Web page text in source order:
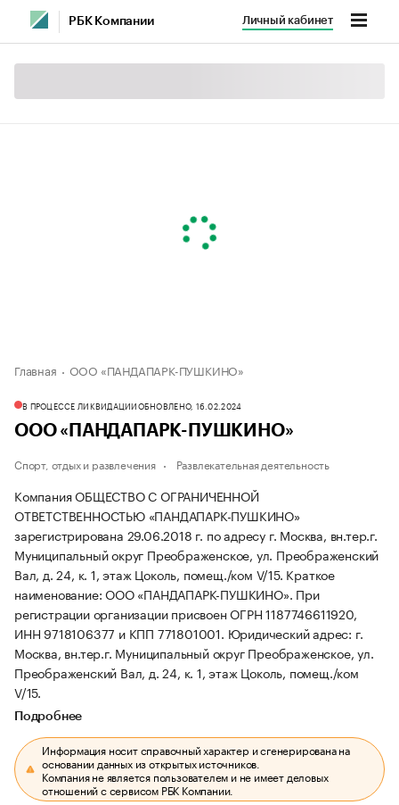
РБК Компании Личный кабинет
Главная ООО «ПАНДАПАРК-ПУШКИНО»
В ПРОЦЕССЕ ЛИКВИДАЦИИОБНОВЛЕНО, 16.02.2024
ООО «ПАНДАПАРК-ПУШКИНО»
Спорт, отдых и развлечения Развлекательная деятельность
Компания ОБЩЕСТВО С ОГРАНИЧЕННОЙ
ОТВЕТСТВЕННОСТЬЮ «ПАНДАПАРК-ПУШКИНО»
зарегистрирована 29.06.2018 г. по адресу г. Москва, вн.тер.г.
Муниципальный округ Преображенское, ул. Преображенский
Вал, д. 24, к. 1, этаж Цоколь, помещ./ком V/15. Краткое
наименование: ООО «ПАНДАПАРК-ПУШКИНО». При
регистрации организации присвоен ОГРН 1187746611920,
ИНН 9718106377 и КПП 771801001. Юридический адрес: г.
Москва, вн.тер.г. Муниципальный округ Преображенское, ул.
Преображенский Вал, д. 24, к. 1, этаж Цоколь, помещ./ком
V/15.
Подробнее
Информация носит справочный характер и сгенерирована на
основании данных из открытых источников.
Компания не является пользователем и не имеет деловых
отношений с сервисом РБК Компании.